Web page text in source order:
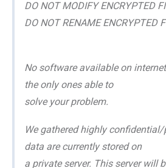
DO NOT MODIFY ENCRYPTED
DO NOT RENAME ENCRYPTED
No software available on
the only ones able to
solve your problem.
We gathered highly
data are currently stored on
a private server. This server will